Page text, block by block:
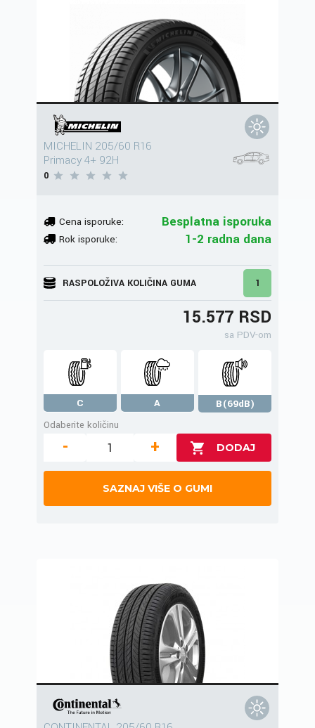
MICHELIN 205/60 R16
Primacy 4+ 92H
0
Cena isporuke: Besplatna isporuka
Rok isporuke: 1-2 radna dana
RASPOLOŽIVA KOLIČINA GUMA 1
15.577 RSD
sa PDV-om
C A
B(69dB)
Odaberite količinu
- +
SAZNAJ VIŠE O GUMI